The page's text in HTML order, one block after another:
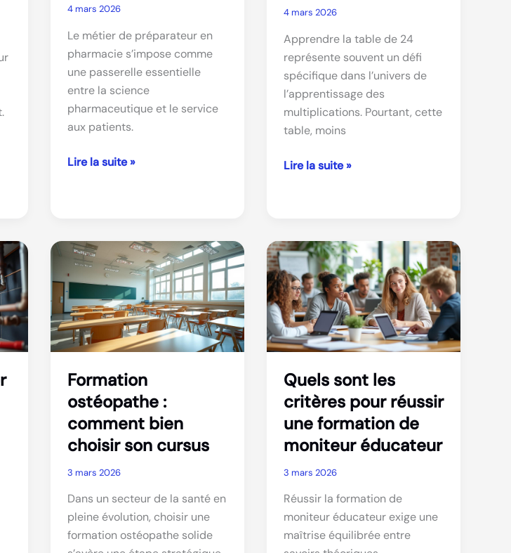
4 mars 2026
Le métier de préparateur en
pharmacie s’impose comme
une passerelle essentielle
entre la science
pharmaceutique et le service
aux patients.
Devenir
formation,
missions
et
débouchés
Lire la suite »
4 mars 2026
Apprendre la table de 24
représente souvent un défi
spécifique dans l’univers de
l’apprentissage des
multiplications. Pourtant, cette
table, moins
Comment
table
de
24
pour
apprendre
les
multiplications
Lire la suite »
Formation
ostéopathe :
comment bien
choisir son cursus
3 mars 2026
Dans un secteur de la santé en
pleine évolution, choisir une
formation ostéopathe solide
Quels sont les
critères pour réussir
une formation de
moniteur éducateur
3 mars 2026
Réussir la formation de
moniteur éducateur exige une
maîtrise équilibrée entre